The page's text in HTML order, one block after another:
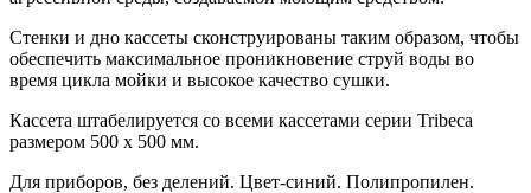
Стенки и дно кассеты сконструированы таким образом, чтобы
обеспечить максимальное проникновение струй воды во
время цикла мойки и высокое качество сушки.
Кассета штабелируется со всеми кассетами серии Tribeca
размером 500 х 500 мм.
Для приборов, без делений. Цвет-синий. Полипропилен.